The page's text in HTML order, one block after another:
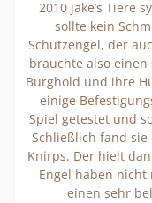
2010 jake’s Tiere
sollte kein
Schutzengel, der
brauchte also einen
Burghold und ihre
einige
Spiel getestet und
Schließlich fand
Knirps. Der hielt
Engel haben
einen sehr